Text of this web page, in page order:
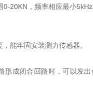
20KN，频率相应最小5kHz
能牢固安装测力传感器。
形成闭合回路时，可以发